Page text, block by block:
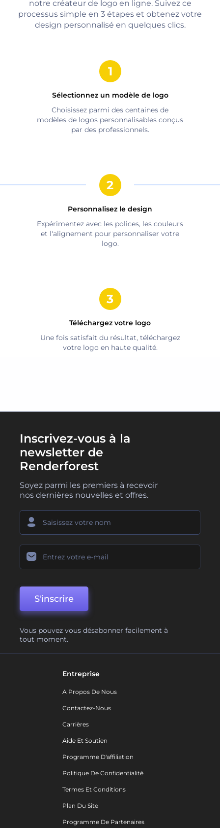
notre créateur de logo en ligne. Suivez ce
processus simple en 3 étapes et obtenez votre
design personnalisé en quelques clics.
Sélectionnez un modèle de logo
Choisissez parmi des centaines de
modèles de logos personnalisables conçus
par des professionnels.
Personnalisez le design
Expérimentez avec les polices, les couleurs
et l'alignement pour personnaliser votre
logo.
Téléchargez votre logo
Une fois satisfait du résultat, téléchargez
votre logo en haute qualité.
Inscrivez-vous à la
newsletter de
Renderforest
Soyez parmi les premiers à recevoir
nos dernières nouvelles et offres.
S'inscrire
Vous pouvez vous désabonner facilement à
tout moment.
Entreprise
A Propos De Nous
Contactez-Nous
Carrières
Aide Et Soutien
Programme D'affiliation
Politique De Confidentialité
Termes Et Conditions
Plan Du Site
Programme De Partenaires